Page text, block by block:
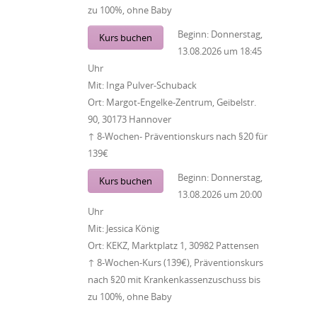
zu 100%, ohne Baby
Kurs buchen Beginn: Donnerstag,
13.08.2026 um 18:45
Uhr
Mit: Inga Pulver-Schuback
Ort: Margot-Engelke-Zentrum, Geibelstr.
90, 30173 Hannover
↑ 8-Wochen- Präventionskurs nach §20 für
139€
Kurs buchen Beginn: Donnerstag,
13.08.2026 um 20:00
Uhr
Mit: Jessica König
Ort: KEKZ, Marktplatz 1, 30982 Pattensen
↑ 8-Wochen-Kurs (139€), Präventionskurs
nach §20 mit Krankenkassenzuschuss bis
zu 100%, ohne Baby